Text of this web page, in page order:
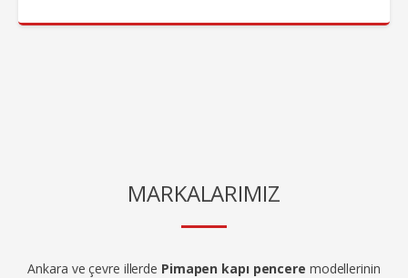
MARKALARIMIZ
Ankara ve çevre illerde Pimapen kapı pencere modellerinin